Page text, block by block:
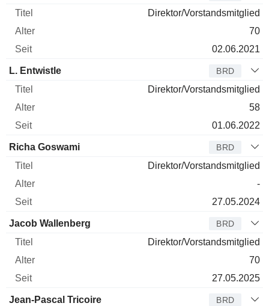
Direktor/Vorstandsmitglied
70
02.06.2021
L. Entwistle BRD
Direktor/Vorstandsmitglied
58
01.06.2022
Richa Goswami BRD
Direktor/Vorstandsmitglied
-
27.05.2024
Jacob Wallenberg BRD
Direktor/Vorstandsmitglied
70
27.05.2025
Jean-Pascal Tricoire BRD